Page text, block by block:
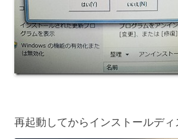
再起動してからインストールディ